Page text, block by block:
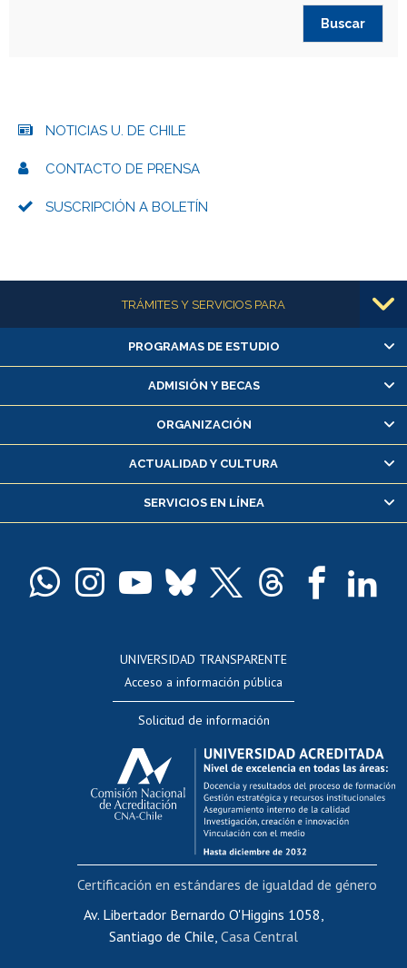
NOTICIAS U. DE CHILE
CONTACTO DE PRENSA
SUSCRIPCIÓN A BOLETÍN
Más informaciónTRÁMITES Y SERVICIOS PARA
Alumnas/os y exalumnas/os
Matrícula en línea
Inscripción y cambio de asignaturas
Consulta y certificado de notas
Servicio médico y dental
Pago de arancel y crédito alumnos
Docentes
Perfeccionamiento
Editar Portafolio Académico
Evaluación docente
Calificación académica
Postulación al AUCAI
Funcionarias/os
Cursos internos de capacitación
Bienestar del personal
Portal de movilidad interna
Certificado de renta
Certificado de renta honorarios
PROGRAMAS DE ESTUDIO
ADMISIÓN Y BECAS
ORGANIZACIÓN
ACTUALIDAD Y CULTURA
SERVICIOS EN LÍNEA
UNIVERSIDAD TRANSPARENTE
Acceso a información pública
Solicitud de información
Av. Libertador Bernardo O'Higgins 1058,
Santiago de Chile, Casa Central
Certificación en estándares de igualdad de género